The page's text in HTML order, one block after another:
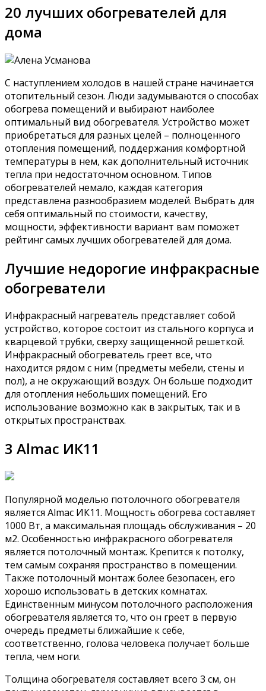
20 лучших обогревателей для
дома
С наступлением холодов в нашей стране начинается
отопительный сезон. Люди задумываются о способах
обогрева помещений и выбирают наиболее
оптимальный вид обогревателя. Устройство может
приобретаться для разных целей – полноценного
отопления помещений, поддержания комфортной
температуры в нем, как дополнительный источник
тепла при недостаточном основном. Типов
обогревателей немало, каждая категория
представлена разнообразием моделей. Выбрать для
себя оптимальный по стоимости, качеству,
мощности, эффективности вариант вам поможет
рейтинг самых лучших обогревателей для дома.
Лучшие недорогие инфракрасные
обогреватели
Инфракрасный нагреватель представляет собой
устройство, которое состоит из стального корпуса и
кварцевой трубки, сверху защищенной решеткой.
Инфракрасный обогреватель греет все, что
находится рядом с ним (предметы мебели, стены и
пол), а не окружающий воздух. Он больше подходит
для отопления небольших помещений. Его
использование возможно как в закрытых, так и в
открытых пространствах.
3 Almac ИК11
Популярной моделью потолочного обогревателя
является Almac ИК11. Мощность обогрева составляет
1000 Вт, а максимальная площадь обслуживания – 20
м2. Особенностью инфракрасного обогревателя
является потолочный монтаж. Крепится к потолку,
тем самым сохраняя пространство в помещении.
Также потолочный монтаж более безопасен, его
хорошо использовать в детских комнатах.
Единственным минусом потолочного расположения
обогревателя является то, что он греет в первую
очередь предметы ближайшие к себе,
соответственно, голова человека получает больше
тепла, чем ноги.
Толщина обогревателя составляет всего 3 см, он